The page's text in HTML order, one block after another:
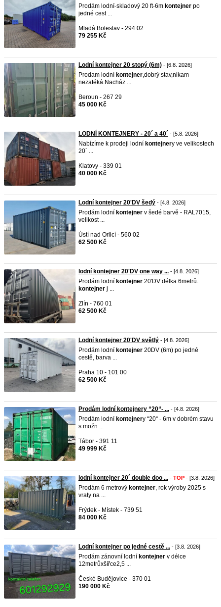
Prodám lodní-skladový 20 ft-6m kontejner po
jedné cest ...
Mladá Boleslav - 294 02
79 255 Kč
Lodní kontejner 20 stopý (6m) - [6.8. 2026]
Prodam lodní kontejner,dobrý stav,nikam
nezatéká.Nacház ...
Beroun - 267 29
45 000 Kč
LODNÍ KONTEJNERY - 20´ a 40´ - [5.8. 2026]
Nabízíme k prodeji lodní kontejnery ve velikostech
20´ ...
Klatovy - 339 01
40 000 Kč
Lodní kontejner 20'DV šedý - [4.8. 2026]
Prodám lodní kontejner v šedé barvě - RAL7015,
velikost ...
Ústí nad Orlicí - 560 02
62 500 Kč
lodní kontejner 20'DV one way ... - [4.8. 2026]
Prodám lodní kontejner 20'DV délka 6metrů.
kontejner j ...
Zlín - 760 01
62 500 Kč
Lodní kontejner 20'DV světlý - [4.8. 2026]
Prodám lodní kontejner 20DV (6m) po jedné
cestě, barva ...
Praha 10 - 101 00
62 500 Kč
Prodám lodní kontejnery “20“- ... - [4.8. 2026]
Prodám lodní kontejnery “20“ - 6m v dobrém stavu
s možn ...
Tábor - 391 11
49 999 Kč
lodní kontejner 20´ double doo ... - TOP - [3.8. 2026]
Prodám 6 metrový kontejner, rok výroby 2025 s
vraty na ...
Frýdek - Místek - 739 51
84 000 Kč
Lodní kontejner po jedné cestě ... - [3.8. 2026]
Prodám zánovní lodní kontejner v délce
12metrůxšířce2,5 ...
České Budějovice - 370 01
190 000 Kč